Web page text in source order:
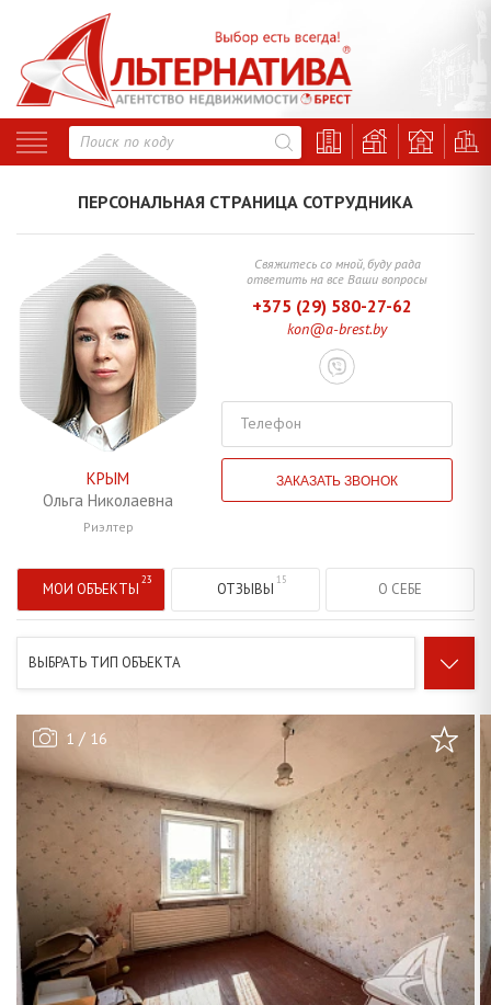
КРЫМ
Ольга Николаевна
Риэлтер
Свяжитесь со мной, буду рада
ответить на все Ваши вопросы
+375 (29) 580-27-62
kon@a-brest.by
Телефон
МОИ ОБЪЕКТЫ ОТЗЫВЫ О СЕБЕ
ВЫБРАТЬ ТИП ОБЪЕКТА
1 / 16